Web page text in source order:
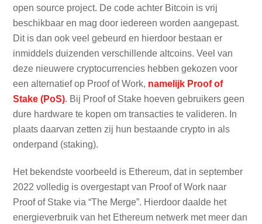
open source project. De code achter Bitcoin is vrij
beschikbaar en mag door iedereen worden aangepast.
Dit is dan ook veel gebeurd en hierdoor bestaan er
inmiddels duizenden verschillende altcoins. Veel van
deze nieuwere cryptocurrencies hebben gekozen voor
een alternatief op Proof of Work, namelijk Proof of
Stake (PoS). Bij Proof of Stake hoeven gebruikers geen
dure hardware te kopen om transacties te valideren. In
plaats daarvan zetten zij hun bestaande crypto in als
onderpand (staking).
Het bekendste voorbeeld is Ethereum, dat in september
2022 volledig is overgestapt van Proof of Work naar
Proof of Stake via “The Merge”. Hierdoor daalde het
energieverbruik van het Ethereum netwerk met meer dan